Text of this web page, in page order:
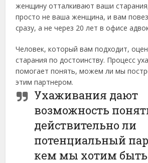
женщину отталкивают ваши
просто не ваша женщина, и вам
сразу, а не через 20 лет в офисе
Человек, который вам подходит,
старания по достоинству. Процесс
помогает понять, можем ли мы
этим партнером.
Ухаживания дают
возможность
действительно ли
потенциальный
кем мы хотим быть